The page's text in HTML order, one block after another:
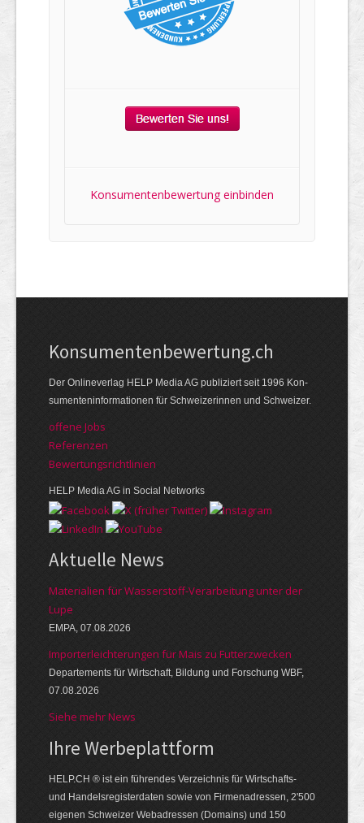
Konsumentenbewertung einbinden
Kon­su­menten­be­wer­tung.ch
Der Online­verlag HELP Media AG publi­ziert seit 1996 Kon­
su­menten­infor­mationen für Schwei­zerinnen und Schweizer.
offene Jobs
Referenzen
Bewer­tungs­richt­linien
HELP Media AG in Social Networks
Aktuelle News
Materialien für Wasserstoff-Verarbeitung unter der
Lupe
EMPA, 07.08.2026
Importerleichterungen für Mais zu Futterzwecken
Departements für Wirtschaft, Bildung und Forschung WBF,
07.08.2026
Siehe mehr News
Ihre Werbe­platt­form
HELP.CH ® ist ein führendes Ver­zeich­nis für Wirt­schafts-
und Handels­register­daten so­wie von Firmen­adressen, 2'500
eige­nen Schweizer Web­adressen (Domains) und 150